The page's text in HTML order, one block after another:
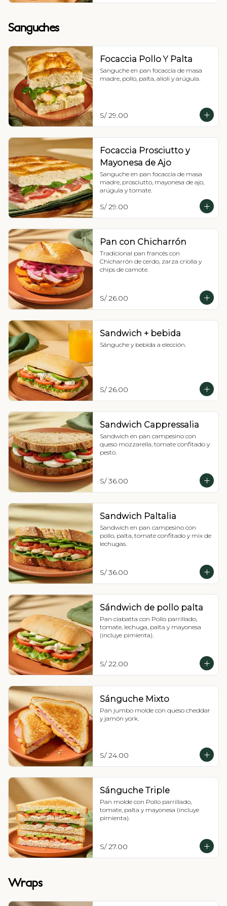
Sanguches
Focaccia Pollo Y Palta
Sanguche en pan focaccia de masa
madre, pollo, palta, alioli y arúgula.
S/ 29.00
Focaccia Prosciutto y
Mayonesa de Ajo
Sanguche en pan focaccia de masa
madre, prosciutto, mayonesa de ajo,
arúgula y tomate.
S/ 29.00
Pan con Chicharrón
Tradicional pan francés con
Chicharrón de cerdo, zarza criolla y
chips de camote.
S/ 26.00
Sandwich + bebida
Sánguche y bebida a elección.
S/ 26.00
Sandwich Cappressalia
Sandwich en pan campesino con
queso mozzarella, tomate confitado y
pesto.
S/ 36.00
Sandwich Paltalia
Sandwich en pan campesino con
pollo, palta, tomate confitado y mix de
lechugas.
S/ 36.00
Sándwich de pollo palta
Pan ciabatta con Pollo parrillado,
tomate, lechuga, palta y mayonesa
(incluye pimienta).
S/ 22.00
Sánguche Mixto
Pan jumbo molde con queso cheddar
y jamón york.
S/ 24.00
Sánguche Triple
Pan molde con Pollo parrillado,
tomate, palta y mayonesa (incluye
pimienta).
S/ 27.00
Wraps